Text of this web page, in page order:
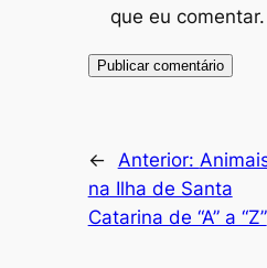
que eu comentar.
← Anterior:
na Ilha de Santa
Catarina de “A” a “Z”